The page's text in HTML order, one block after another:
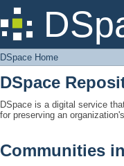
DSpace Home
DSpace Home
DSpace
DSpace is a digital service
for preserving an
Communities